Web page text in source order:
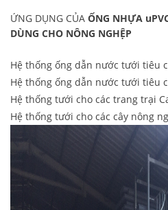
ỨNG DỤNG CỦA ỐNG NHỰA
DÙNG CHO NÔNG NGHỆP
Hệ thống ống dẫn nước tưới tiêu
Hệ thống ống dẫn nước tưới tiêu
Hệ thống tưới cho các trang trại
Hệ thống tưới cho các cây nông